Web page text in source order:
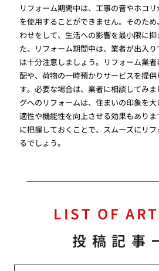
リフォーム期間中は、工事の音やホコ
を使用することができません。そのた
わせをして、生活への影響を最小限に
た、リフォーム期間中は、業者が出入
は十分注意しましょう。リフォーム業
配や、荷物の一時預かりサービスを提
す。必要な場合は、業者に相談してみ
グへのリフォームは、住まいの印象を
適性や機能性を向上させる効果もあり
に把握しておくことで、スムーズにリ
るでしょう。
LIST OF
投稿記事